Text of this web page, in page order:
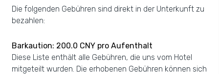
Die folgenden Gebühren sind direkt in der Unterkunft zu
bezahlen:
Barkaution: 200.0 CNY pro Aufenthalt
Diese Liste enthält alle Gebühren, die uns vom Hotel
mitgeteilt wurden. Die erhobenen Gebühren können sich